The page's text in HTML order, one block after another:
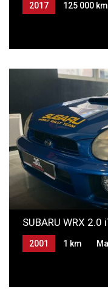
2017 125 000 km
SUBARU WRX
2001 1 km